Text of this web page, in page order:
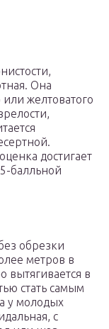
Она
желтоватого
достигает
балльной
обрезки
метров в
вытягивается в
стать самым
у молодых
с